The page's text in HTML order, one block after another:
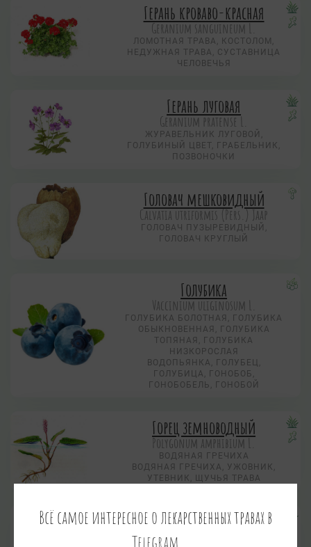
Герань кроваво-красная
Geranium sanguineum L.
ЛОМОТНАЯ ТРАВА, КОСТОЛОМ,
НЕДУЖНАЯ ТРАВА, СУСТАВНИЦА
ЧЕЛОВЕЧЬЯ
Герань луговая
Geranium pratense L.
ЖУРАВЕЛЬНИК ЛУГОВОЙ,
ГОЛУБИНЫЙ ЦВЕТ, ГРАБЕЛЬНИК,
ПОЗВОНОЧКИ
Головач мешковидный
Calvatia utriformis (Pers.) Jaap
ГОЛОВАЧ ПУЗЫРЕВИДНЫЙ,
ГОЛОВАЧ КРУГЛЫЙ
Голубика
Vaccinium uliginosum L.
ГОЛУБИКА БОЛОТНАЯ, ГОЛУБИКА
ОБЫКНОВЕННАЯ, ГОЛУБИКА
ТОПЯНАЯ, ГОЛУБИКА
НИЗКОРОСЛАЯ
ВОДОПЬЯНКА, ГОЛУБЕЦ,
ГОЛУБИЦА, ГОНОБОБ,
ГОНОБОБЕЛЬ, ГОНОБОЙ
Горец земноводный
Polygonum amphibium L.
ВОДЯНАЯ ГРЕЧИХА
ВОДЯНАЯ ГРЕЧИХА, УЖОВНИК,
УТЕВНИК, ЩУЧЬЯ ТРАВА
Горец перечный
Polygonum hydropiper L.
Всё самое интересное о лекарственных травах в
Telegram